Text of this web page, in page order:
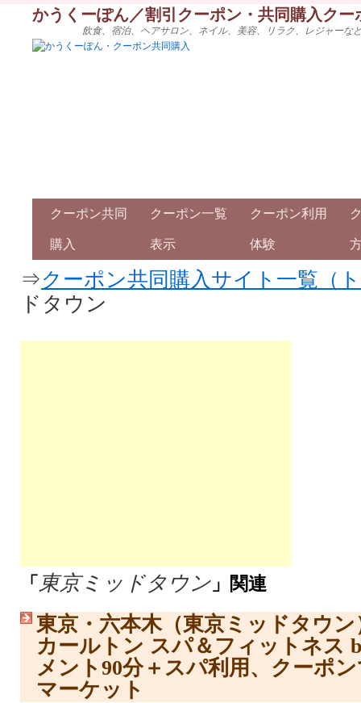
かうくーぽん／割引クーポン・共同購入ク
飲食、宿泊、ヘアサロン、ネイル、美容、リラク、レジャー
クーポン共同
購入
クーポン一覧
表示
クーポン利用
体験
⇒クーポン共同購入サイト一覧（
ドタウン
「 東京ミッドタウン 」関連
東京・六本木（東京ミッドタウ
カールトン スパ＆フィットネス
メント90分＋スパ利用、クーポ
マーケット